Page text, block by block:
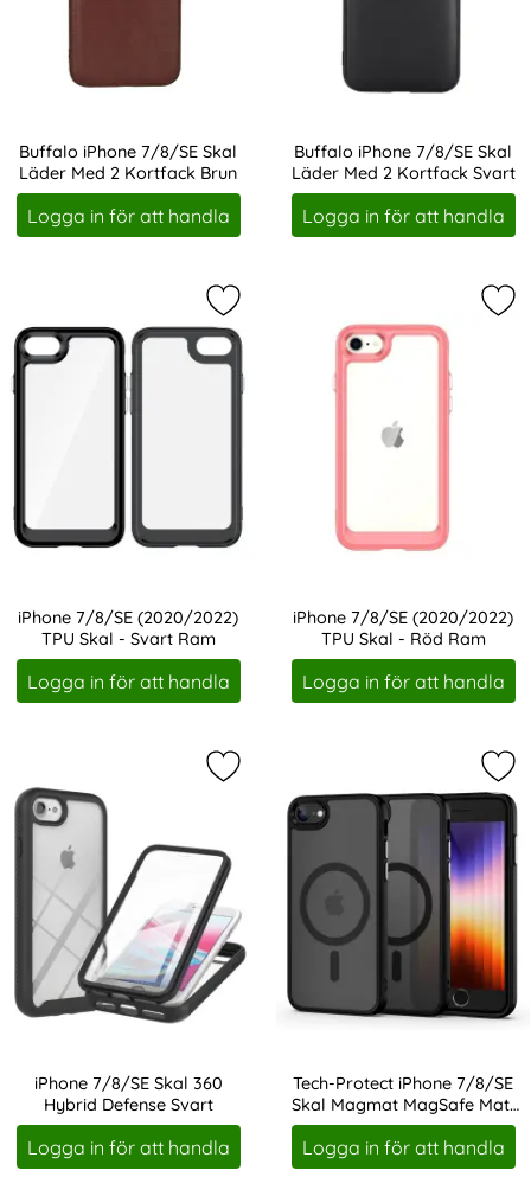
Buffalo iPhone 7/8/SE Skal
Läder Med 2 Kortfack Brun
Art. nr 211677
Logga in för att handla
Buffalo iPhone 7/8/SE Skal
Läder Med 2 Kortfack Svart
Art. nr 211678
Logga in för att handla
iPhone 7/8/SE (2020/2022)
TPU Skal - Svart Ram
Art. nr 219170
Logga in för att handla
Markera iPhone 7/8/SE (2020/
iPhone 7/8/SE (2020/2022)
TPU Skal - Röd Ram
Art. nr 219171
Logga in för att handla
iPhone 7/8/SE Skal 360
Hybrid Defense Svart
Art. nr 220030
Logga in för att handla
Markera iPhone 7/8/SE Skal 360
Tech-Protect iPhone 7/8/SE
Skal Magmat MagSafe Matt
Svart
Art. nr 220075
Logga in för att handla